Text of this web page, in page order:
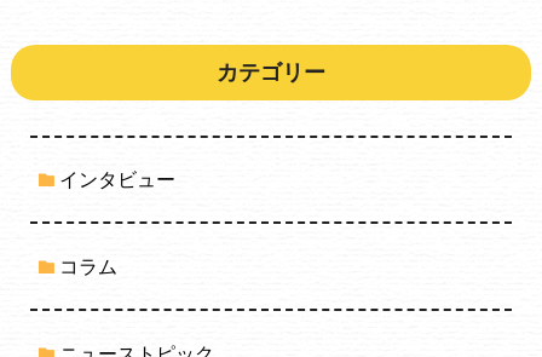
カテゴリー
インタビュー
コラム